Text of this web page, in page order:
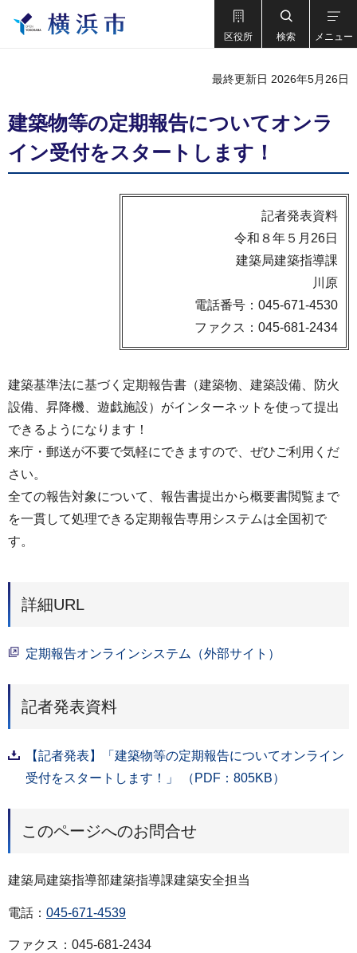
区役所 検索 メニュー
最終更新日 2026年5月26日
建築物等の定期報告についてオンラ
イン受付をスタートします！
記者発表資料
令和８年５月26日
建築局建築指導課
川原
電話番号：045-671-4530
ファクス：045-681-2434
建築基準法に基づく定期報告書（建築物、建築設備、防火
設備、昇降機、遊戯施設）がインターネットを使って提出
できるようになります！
来庁・郵送が不要で気軽にできますので、ぜひご利用くだ
さい。
全ての報告対象について、報告書提出から概要書閲覧まで
を一貫して処理できる定期報告専用システムは全国初で
す。
詳細URL
定期報告オンラインシステム（外部サイト）
記者発表資料
【記者発表】「建築物等の定期報告についてオンライン
受付をスタートします！」 （PDF：805KB）
このページへのお問合せ
建築局建築指導部建築指導課建築安全担当
電話： 045-671-4539
ファクス：045-681-2434